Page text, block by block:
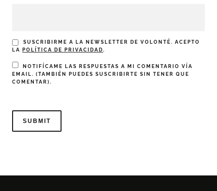
SUSCRIBIRME A LA NEWSLETTER DE VOLONTÉ. ACEPTO
LA
POLÍTICA DE PRIVACIDAD.
NOTIFÍCAME LAS RESPUESTAS A MI COMENTARIO VÍA
EMAIL. (TAMBIÉN PUEDES SUSCRIBIRTE SIN TENER QUE
COMENTAR).